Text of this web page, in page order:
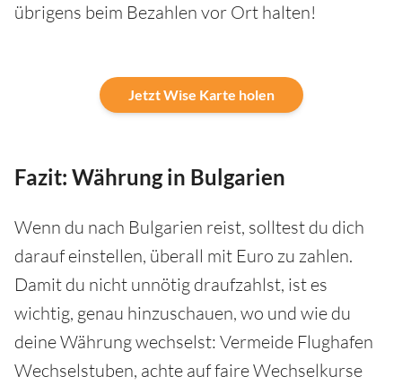
übrigens beim Bezahlen vor Ort halten!
Jetzt Wise Karte holen
Fazit: Währung in Bulgarien
Wenn du nach Bulgarien reist, solltest du dich
darauf einstellen, überall mit Euro zu zahlen.
Damit du nicht unnötig draufzahlst, ist es
wichtig, genau hinzuschauen, wo und wie du
deine Währung wechselst: Vermeide Flughafen
Wechselstuben, achte auf faire Wechselkurse